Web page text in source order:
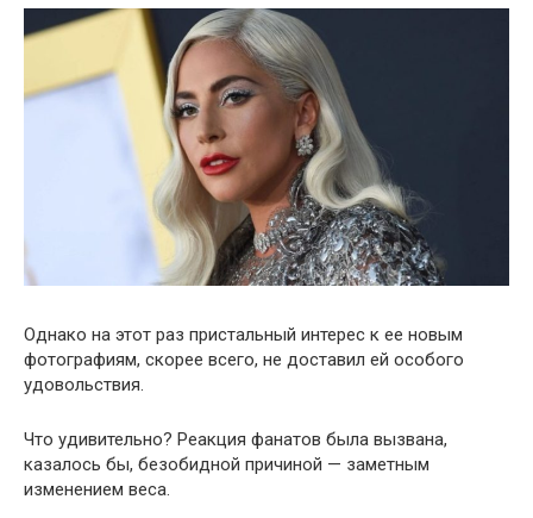
Однако на этот раз пристальный интерес к ее новым
фотографиям, скорее всего, не доставил ей особого
удовольствия.
Что удивительно? Реакция фанатов была вызвана,
казалось бы, безобидной причиной — заметным
изменением веса.